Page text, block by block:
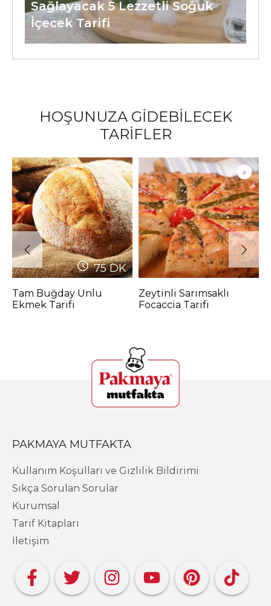
Sağlayacak 5 Lezzetli Soğuk
İçecek Tarifi
HOŞUNUZA GİDEBİLECEK
TARİFLER
75DK
Tam Buğday Unlu
Ekmek Tarifi
Zeytinli Sarımsaklı
Focaccia Tarifi
PAKMAYA MUTFAKTA
Kullanım Koşulları ve Gizlilik Bildirimi
Sıkça Sorulan Sorular
Kurumsal
Tarif Kitapları
İletişim